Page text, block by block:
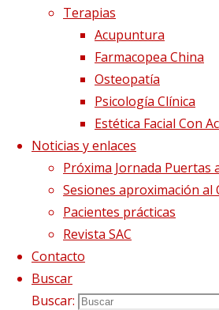
Terapias
Acupuntura
Farmacopea China
Osteopatía
Psicología Clínica
Estética Facial Con
Noticias y enlaces
Próxima Jornada Puertas
Sesiones aproximación al
Pacientes prácticas
Revista SAC
Contacto
Buscar
Buscar:
¡VUELVEN LAS
CLÍNICAS DE